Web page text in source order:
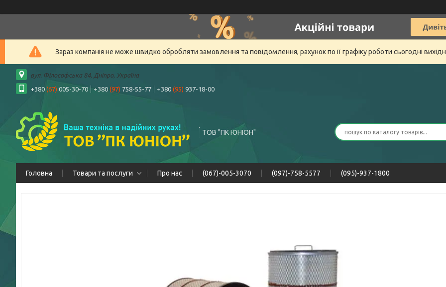
Зараз компанія не може швидко обробляти замовлення та повідомлення, рахунок по її графіку роботи сьогодні
вул. Філософська 84, Дніпро, Україна
+380 (67) 005-30-70 +380 (97) 758-55-77 +380 (95) 937-18-00
ТОВ "ПК ЮНІОН"
Головна Товари та послуги Про нас (067)-005-3070 (097)-758-5577 (095)-937-1800